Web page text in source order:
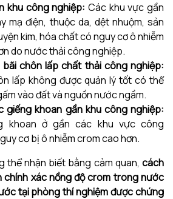
khu công nghiệp: Các khu vực gần
mạ điện, thuộc da, dệt nhuộm, sản
kim, hóa chất có nguy cơ ô nhiễm
do nước thải công nghiệp.
chôn lấp chất thải công nghiệp:
lấp không được quản lý tốt có thể
vào đất và nguồn nước ngầm.
giếng khoan gần khu công nghiệp:
khoan ở gần các khu vực công
cơ bị ô nhiễm crom cao hơn.
thể nhận biết bằng cảm quan,cách
chính xác nồng độ crom trong nước
tại phòng thí nghiệm được chứng